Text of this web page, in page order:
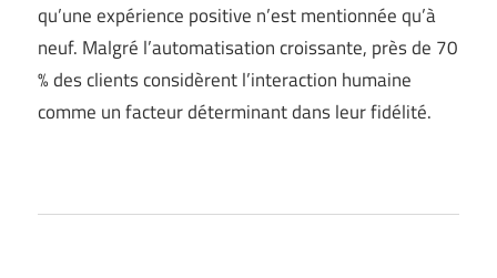
qu’une expérience positive n’est mentionnée qu’à
neuf. Malgré l’automatisation croissante, près de 70
% des clients considèrent l’interaction humaine
comme un facteur déterminant dans leur fidélité.